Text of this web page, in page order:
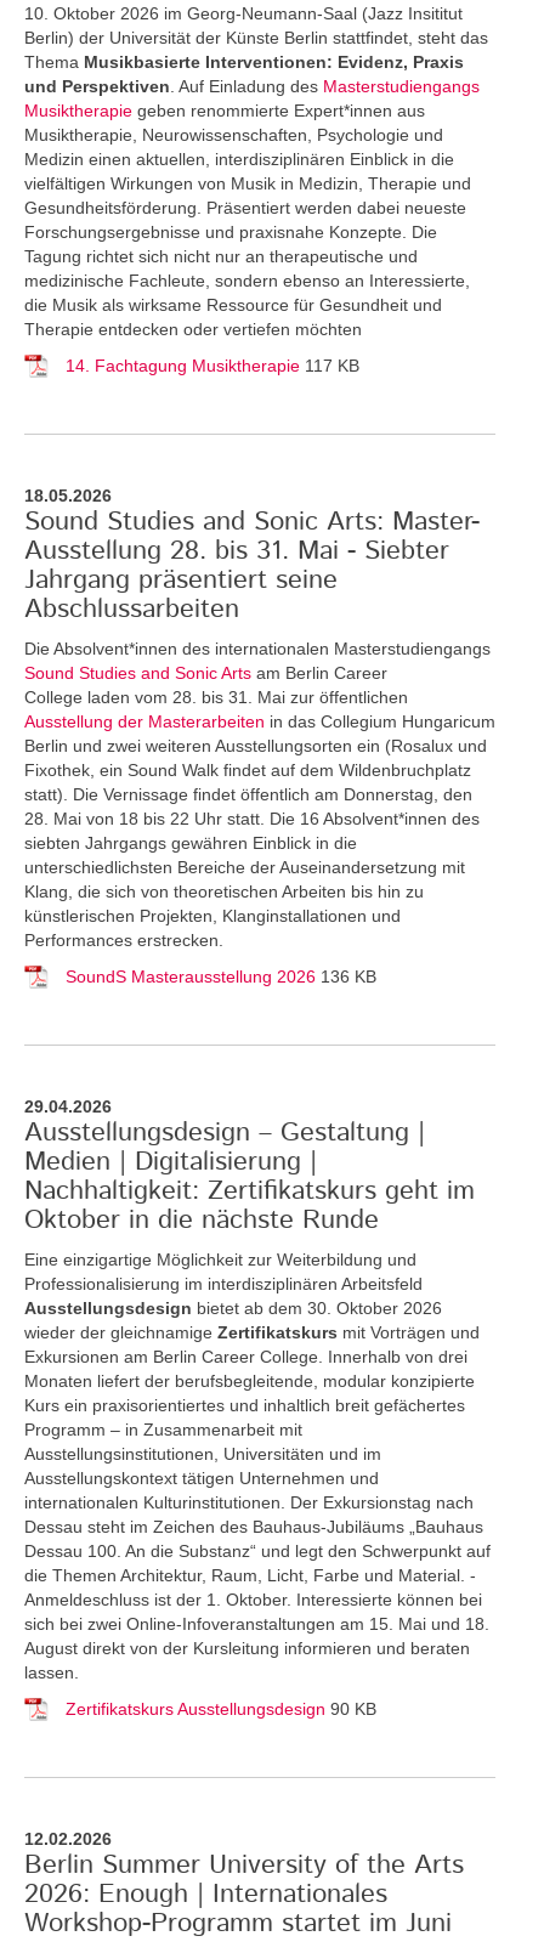
10. Oktober 2026 im Georg-Neumann-Saal (Jazz Insititut
Berlin) der Universität der Künste Berlin stattfindet, steht das
Thema Musikbasierte Interventionen: Evidenz, Praxis
und Perspektiven . Auf Einladung des Masterstudiengangs
Musiktherapie geben renommierte Expert*innen aus
Musiktherapie, Neurowissenschaften, Psychologie und
Medizin einen aktuellen, interdisziplinären Einblick in die
vielfältigen Wirkungen von Musik in Medizin, Therapie und
Gesundheitsförderung. Präsentiert werden dabei neueste
Forschungsergebnisse und praxisnahe Konzepte. Die
Tagung richtet sich nicht nur an therapeutische und
medizinische Fachleute, sondern ebenso an Interessierte,
die Musik als wirksame Ressource für Gesundheit und
Therapie entdecken oder vertiefen möchten
14. Fachtagung Musiktherapie 117 KB
18.05.2026
Sound Studies and Sonic Arts: Master-
Ausstellung 28. bis 31. Mai - Siebter
Jahrgang präsentiert seine
Abschlussarbeiten
Die Absolvent*innen des internationalen Masterstudiengangs
Sound Studies and Sonic Arts am Berlin Career
College laden vom 28. bis 31. Mai zur öffentlichen
Ausstellung der Masterarbeiten in das Collegium Hungaricum
Berlin und zwei weiteren Ausstellungsorten ein (Rosalux und
Fixothek, ein Sound Walk findet auf dem Wildenbruchplatz
statt). Die Vernissage findet öffentlich am Donnerstag, den
28. Mai von 18 bis 22 Uhr statt. Die 16 Absolvent*innen des
siebten Jahrgangs gewähren Einblick in die
unterschiedlichsten Bereiche der Auseinandersetzung mit
Klang, die sich von theoretischen Arbeiten bis hin zu
künstlerischen Projekten, Klanginstallationen und
Performances erstrecken.
SoundS Masterausstellung 2026 136 KB
29.04.2026
Ausstellungsdesign – Gestaltung |
Medien | Digitalisierung |
Nachhaltigkeit: Zertifikatskurs geht im
Oktober in die nächste Runde
Eine einzigartige Möglichkeit zur Weiterbildung und
Professionalisierung im interdisziplinären Arbeitsfeld
Ausstellungsdesign bietet ab dem 30. Oktober 2026
wieder der gleichnamige Zertifikatskurs mit Vorträgen und
Exkursionen am Berlin Career College. Innerhalb von drei
Monaten liefert der berufsbegleitende, modular konzipierte
Kurs ein praxisorientiertes und inhaltlich breit gefächertes
Programm – in Zusammenarbeit mit
Ausstellungsinstitutionen, Universitäten und im
Ausstellungskontext tätigen Unternehmen und
internationalen Kulturinstitutionen. Der Exkursionstag nach
Dessau steht im Zeichen des Bauhaus-Jubiläums „Bauhaus
Dessau 100. An die Substanz“ und legt den Schwerpunkt auf
die Themen Architektur, Raum, Licht, Farbe und Material. -
Anmeldeschluss ist der 1. Oktober. Interessierte können bei
sich bei zwei Online-Infoveranstaltungen am 15. Mai und 18.
August direkt von der Kursleitung informieren und beraten
lassen.
Zertifikatskurs Ausstellungsdesign 90 KB
12.02.2026
Berlin Summer University of the Arts
2026: Enough | Internationales
Workshop-Programm startet im Juni